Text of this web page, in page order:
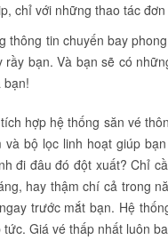
chỉ với những thao tác
thông tin chuyến bay
rầy bạn. Và bạn sẽ có
bạn!
hợp hệ thống săn vé
và bộ lọc linh hoạt giúp
đi đâu đó đột xuất? Chỉ
hay thậm chí cả trong
trước mắt bạn. Hệ
tức. Giá vé thấp nhất luôn